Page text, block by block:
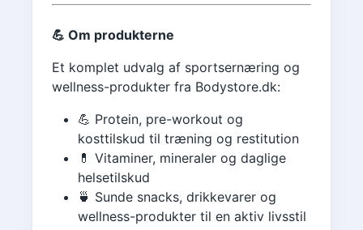
💪 Om produkterne
Et komplet udvalg af sportsernæring og
wellness-produkter fra Bodystore.dk:
💪 Protein, pre-workout og
kosttilskud til træning og restitution
💊 Vitaminer, mineraler og daglige
helsetilskud
🍵 Sunde snacks, drikkevarer og
wellness-produkter til en aktiv livsstil